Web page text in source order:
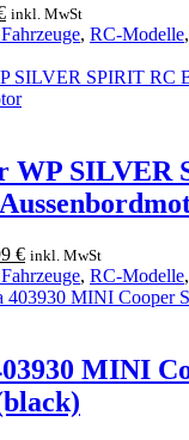
Aktueller
Preis
19,99 €.
inkl. MwSt
, RC-Modelle,
WP SILVER
€Aktueller
Preis
ist:
inkl. MwSt
, RC-Modelle,
MINI